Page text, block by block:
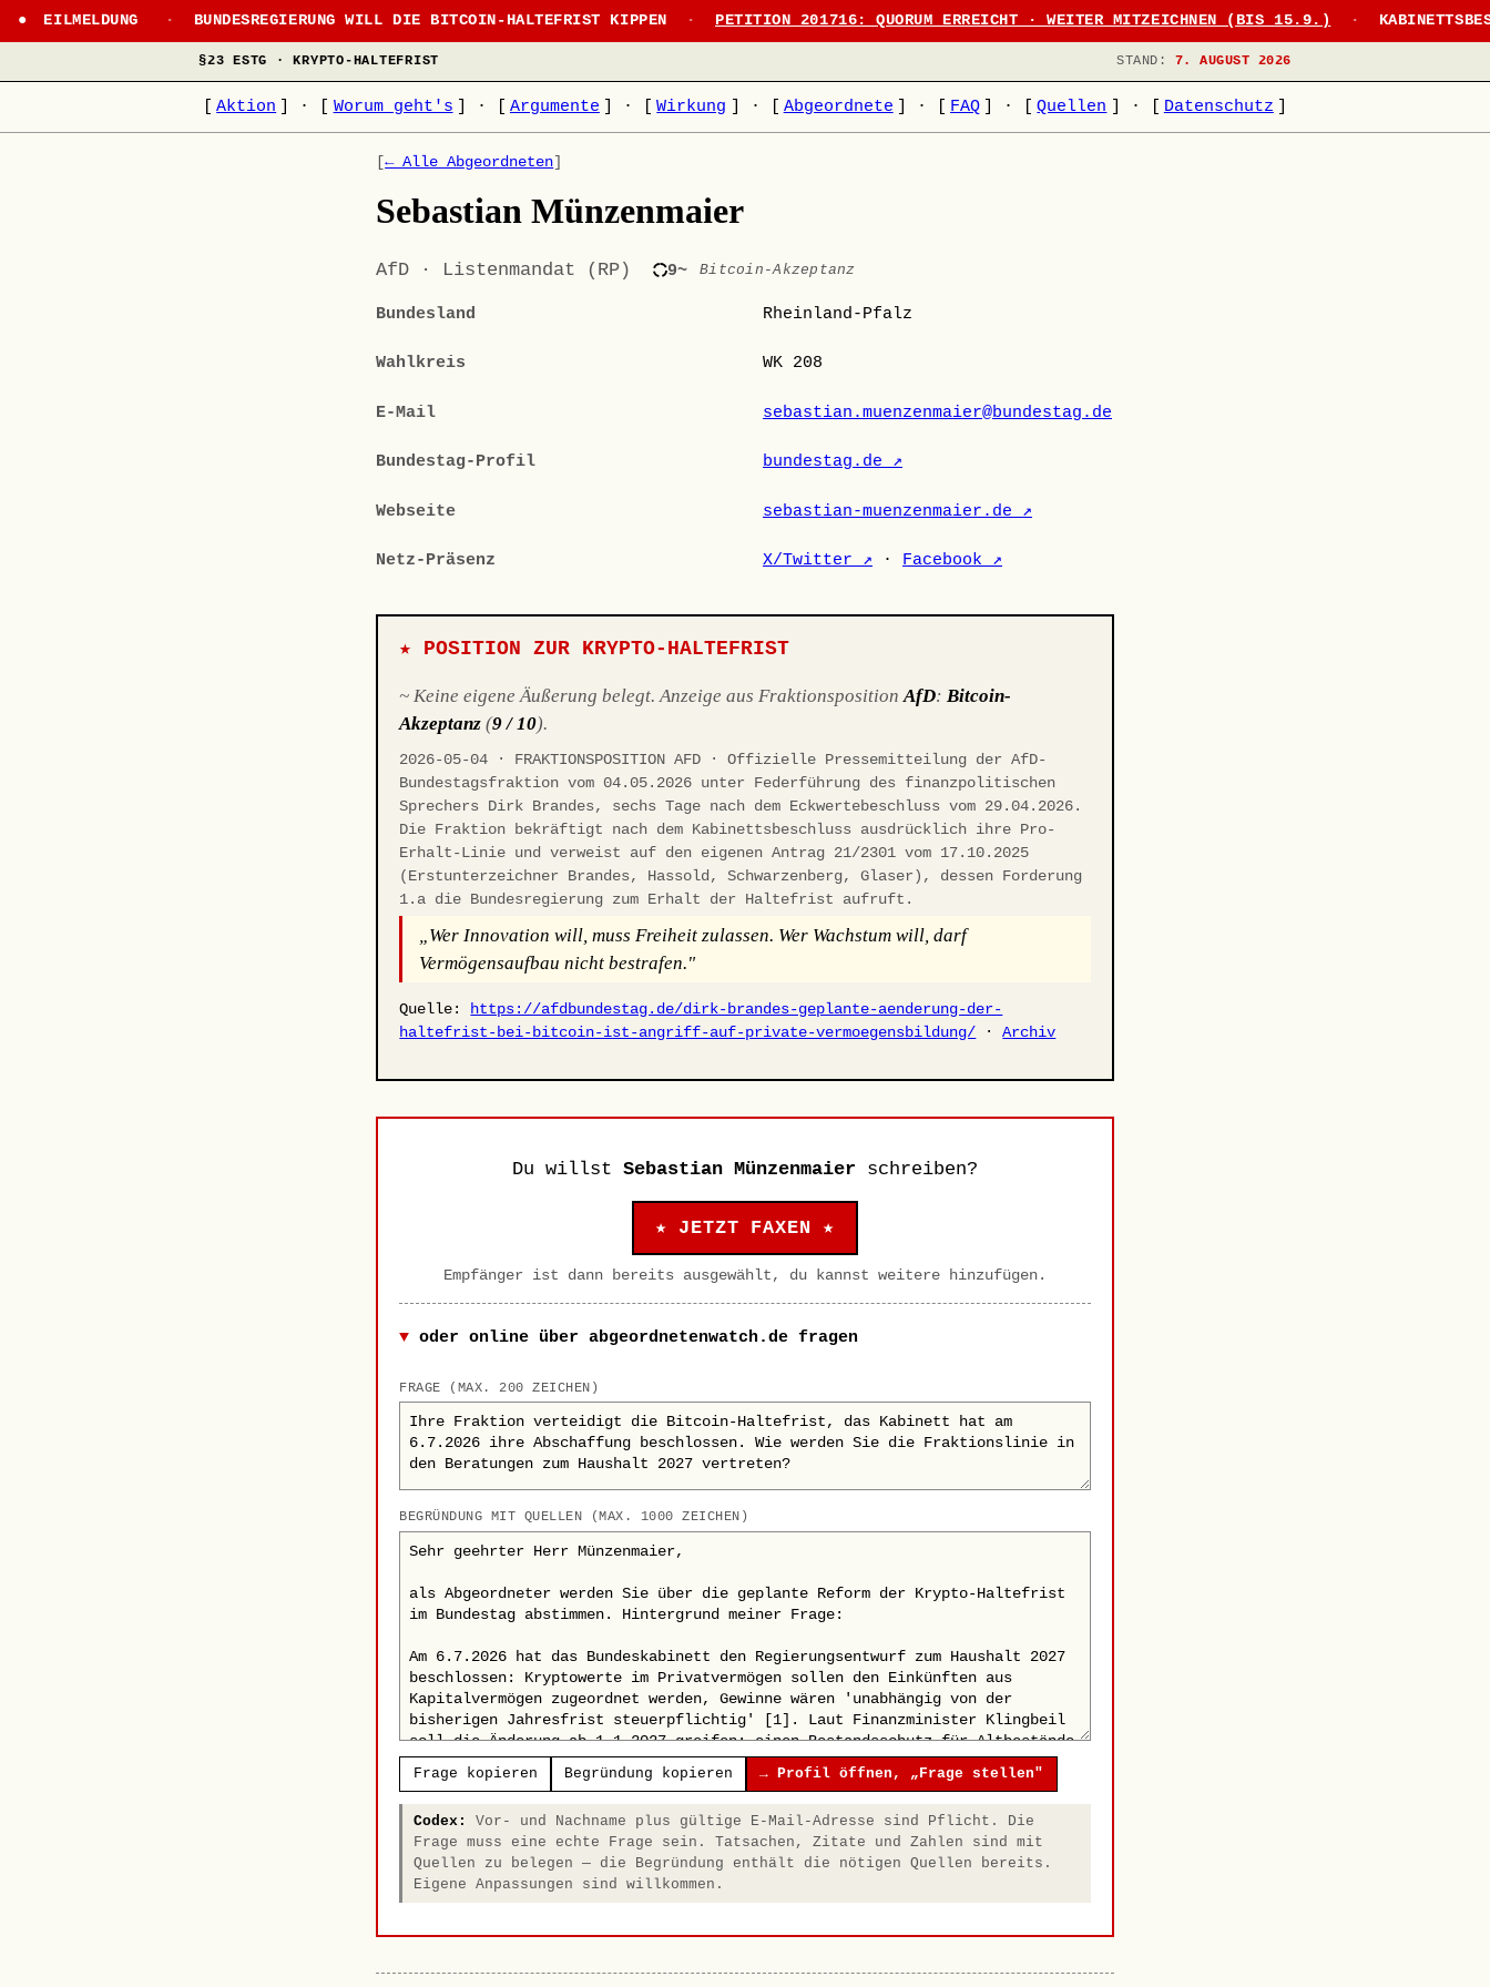
EILMELDUNG · BUNDESREGIERUNG WILL DIE BITCOIN-HALTEFRIST KIPPEN · PETITION 201716: QUORUM ERREICHT · WEITER MITZEICHNEN (BIS 15.9.) ·
§23 ESTG · KRYPTO-HALTEFRIST STAND: 7. AUGUST 2026
Aktion · Worum geht's · Argumente · Wirkung · Abgeordnete · FAQ · Quellen · Datenschutz
[← Alle Abgeordneten]
Sebastian Münzenmaier
AfD · Listenmandat (RP) 9~ Bitcoin-Akzeptanz
Bundesland Rheinland-Pfalz
Wahlkreis WK 208
E-Mail sebastian.muenzenmaier@bundestag.de
Bundestag-Profil bundestag.de ↗
Webseite sebastian-muenzenmaier.de ↗
Netz-Präsenz X/Twitter ↗ · Facebook ↗
★ POSITION ZUR KRYPTO-HALTEFRIST
~ Keine eigene Äußerung belegt. Anzeige aus FraktionspositionAfD:Bitcoin-
Akzeptanz (9 / 10).
2026-05-04 · FRAKTIONSPOSITION AFD · Offizielle Pressemitteilung der AfD-
Bundestagsfraktion vom 04.05.2026 unter Federführung des finanzpolitischen
Sprechers Dirk Brandes, sechs Tage nach dem Eckwertebeschluss vom 29.04.2026.
Die Fraktion bekräftigt nach dem Kabinettsbeschluss ausdrücklich ihre Pro-
Erhalt-Linie und verweist auf den eigenen Antrag 21/2301 vom 17.10.2025
(Erstunterzeichner Brandes, Hassold, Schwarzenberg, Glaser), dessen Forderung
1.a die Bundesregierung zum Erhalt der Haltefrist aufruft.
„Wer Innovation will, muss Freiheit zulassen. Wer Wachstum will, darf
Vermögensaufbau nicht bestrafen."
Quelle: https://afdbundestag.de/dirk-brandes-geplante-aenderung-der-
haltefrist-bei-bitcoin-ist-angriff-auf-private-vermoegensbildung/ ·Archiv
Du willst Sebastian Münzenmaier schreiben?
★ JETZT FAXEN ★
Empfänger ist dann bereits ausgewählt, du kannst weitere hinzufügen.
oder online über abgeordnetenwatch.de fragen
FRAGE (MAX. 200 ZEICHEN)
BEGRÜNDUNG MIT QUELLEN (MAX. 1000 ZEICHEN)
Frage kopieren Begründung kopieren → Profil öffnen, „Frage stellen"
Codex:
Vor- und Nachname plus gültige E-Mail-Adresse sind Pflicht. Die
Frage muss eine echte Frage sein. Tatsachen, Zitate und Zahlen sind mit
Quellen zu belegen — die Begründung enthält die nötigen Quellen bereits.
Eigene Anpassungen sind willkommen.